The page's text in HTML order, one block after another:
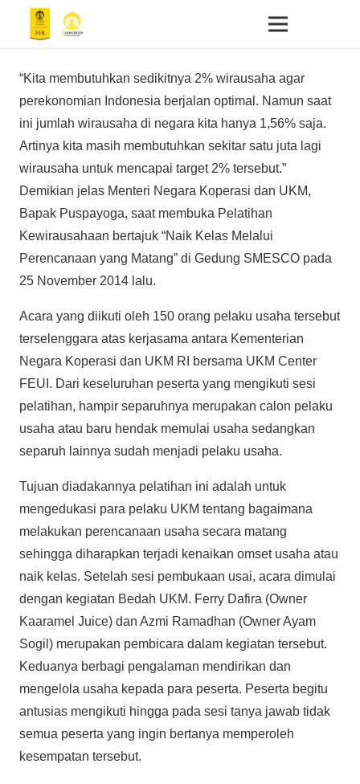
“Kita membutuhkan sedikitnya 2% wirausaha agar
perekonomian Indonesia berjalan optimal. Namun saat
ini jumlah wirausaha di negara kita hanya 1,56% saja.
Artinya kita masih membutuhkan sekitar satu juta lagi
wirausaha untuk mencapai target 2% tersebut.”
Demikian jelas Menteri Negara Koperasi dan UKM,
Bapak Puspayoga, saat membuka Pelatihan
Kewirausahaan bertajuk “Naik Kelas Melalui
Perencanaan yang Matang” di Gedung SMESCO pada
25 November 2014 lalu.
Acara yang diikuti oleh 150 orang pelaku usaha tersebut
terselenggara atas kerjasama antara Kementerian
Negara Koperasi dan UKM RI bersama UKM Center
FEUI. Dari keseluruhan peserta yang mengikuti sesi
pelatihan, hampir separuhnya merupakan calon pelaku
usaha atau baru hendak memulai usaha sedangkan
separuh lainnya sudah menjadi pelaku usaha.
Tujuan diadakannya pelatihan ini adalah untuk
mengedukasi para pelaku UKM tentang bagaimana
melakukan perencanaan usaha secara matang
sehingga diharapkan terjadi kenaikan omset usaha atau
naik kelas. Setelah sesi pembukaan usai, acara dimulai
dengan kegiatan Bedah UKM. Ferry Dafira (Owner
Kaaramel Juice) dan Azmi Ramadhan (Owner Ayam
Sogil) merupakan pembicara dalam kegiatan tersebut.
Keduanya berbagi pengalaman mendirikan dan
mengelola usaha kepada para peserta. Peserta begitu
antusias mengikuti hingga pada sesi tanya jawab tidak
semua peserta yang ingin bertanya memperoleh
kesempatan tersebut.